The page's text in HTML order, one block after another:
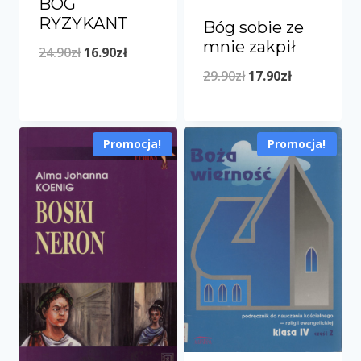
RYZYKANT
24.90zł Pierwotna
24.90zł.
16.90złAktualna
16.90zł.
Bóg sobie ze
mnie zakpił
29.90zł Pierwotna
wynosiła:
29.90zł.
17.90złAktualna
wynosi:
17.90zł.
Promocja! Promocja!